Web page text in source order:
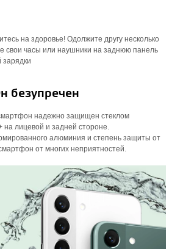
на здоровье! Одолжите другу несколько
свои часы или наушники на заднюю панель
безупречен
надежно защищен стеклом
на лицевой и задней стороне.
алюминия и степень защиты от
от многих неприятностей.